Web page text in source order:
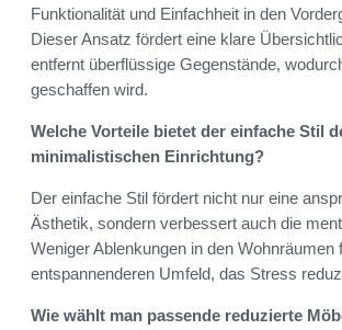
Funktionalität und Einfachheit in den
Dieser Ansatz fördert eine klare
entfernt überflüssige Gegenstände,
geschaffen wird.
Welche Vorteile bietet der einfache Stil
minimalistischen Einrichtung?
Der einfache Stil fördert nicht nur eine
Ästhetik, sondern verbessert auch die
Weniger Ablenkungen in den Wohnräumen
entspannenderen Umfeld, das Stress
Wie wählt man passende reduzierte